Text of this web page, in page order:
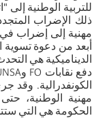
للتربية الوطنية إلى
ذلك الإضراب
أبعد من دعوة تسوية
الديناميكية هي
الكونفدرالية. وقد
الحكومة هي التي